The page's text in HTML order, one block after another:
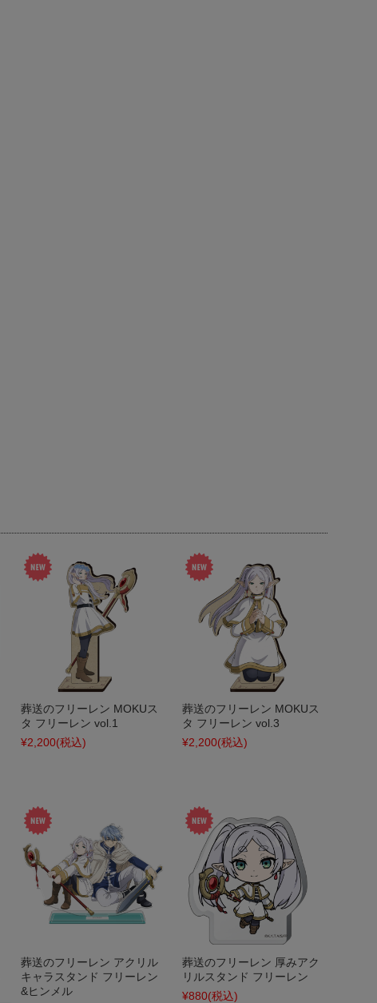
葬送のフリーレン MOKUス
タ フリーレン vol.1
¥2,200(税込)
葬送のフリーレン MOKUス
タ フリーレン vol.3
¥2,200(税込)
葬送のフリーレン アクリル
キャラスタンド フリーレン
&ヒンメル
葬送のフリーレン 厚みアク
リルスタンド フリーレン
¥880(税込)